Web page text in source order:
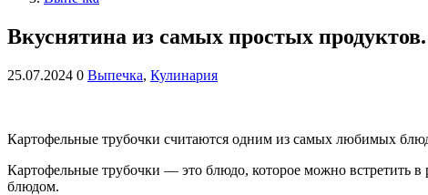
Вкуснятина из самых простых
25.07.2024 0 Выпечка, Кулинария
Картофельные трубочки считаются одним из самых любимых
Картофельные трубочки — это блюдо, которое можно встретить
блюдом.